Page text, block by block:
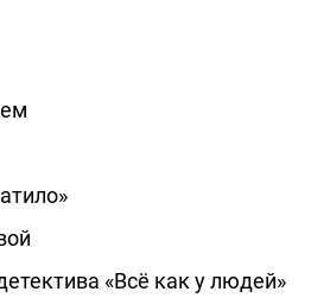
«Всё как у людей»